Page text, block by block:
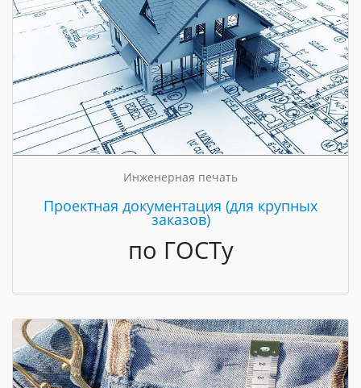
Инженерная печать
Проектная документация (для крупных
заказов)
по ГОСТу